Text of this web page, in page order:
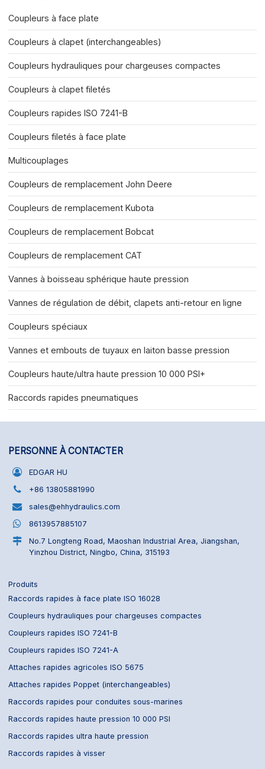
Coupleurs à face plate
Coupleurs à clapet (interchangeables)
Coupleurs hydrauliques pour chargeuses compactes
Coupleurs à clapet filetés
Coupleurs rapides ISO 7241-B
Coupleurs filetés à face plate
Multicouplages
Coupleurs de remplacement John Deere
Coupleurs de remplacement Kubota
Coupleurs de remplacement Bobcat
Coupleurs de remplacement CAT
Vannes à boisseau sphérique haute pression
Vannes de régulation de débit, clapets anti-retour en ligne
Coupleurs spéciaux
Vannes et embouts de tuyaux en laiton basse pression
Coupleurs haute/ultra haute pression 10 000 PSI+
Raccords rapides pneumatiques
PERSONNE À CONTACTER
EDGAR HU
+86 13805881990
sales@ehhydraulics.com
8613957885107
No.7 Longteng Road, Maoshan Industrial Area, Jiangshan,
Yinzhou District, Ningbo, China, 315193
Produits
Raccords rapides à face plate ISO 16028
Coupleurs hydrauliques pour chargeuses compactes
Coupleurs rapides ISO 7241-B
Coupleurs rapides ISO 7241-A
Attaches rapides agricoles ISO 5675
Attaches rapides Poppet (interchangeables)
Raccords rapides pour conduites sous-marines
Raccords rapides haute pression 10 000 PSI
Raccords rapides ultra haute pression
Raccords rapides à visser